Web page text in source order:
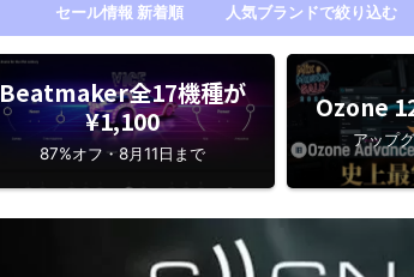
セール情報 新着順 人気ブランドで絞り込む
Beatmaker全17機種が
¥1,100
87%オフ・8月11日まで
Ozone
アップ